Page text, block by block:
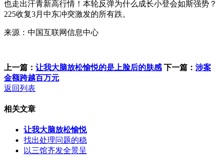
也走出汗青新高行情！本轮反弹为什么成长小登会如斯强势？
225收复3月中东冲突激发的所有跌。
来源：中国互联网信息中心
上一篇： 让我大脑放松愉悦的是上脸后的肤感 下一篇： 涉案
金额跨越百万元
返回列表
相关文章
让我大脑放松愉悦
找出处理问题的稳
以三馆齐发全景呈